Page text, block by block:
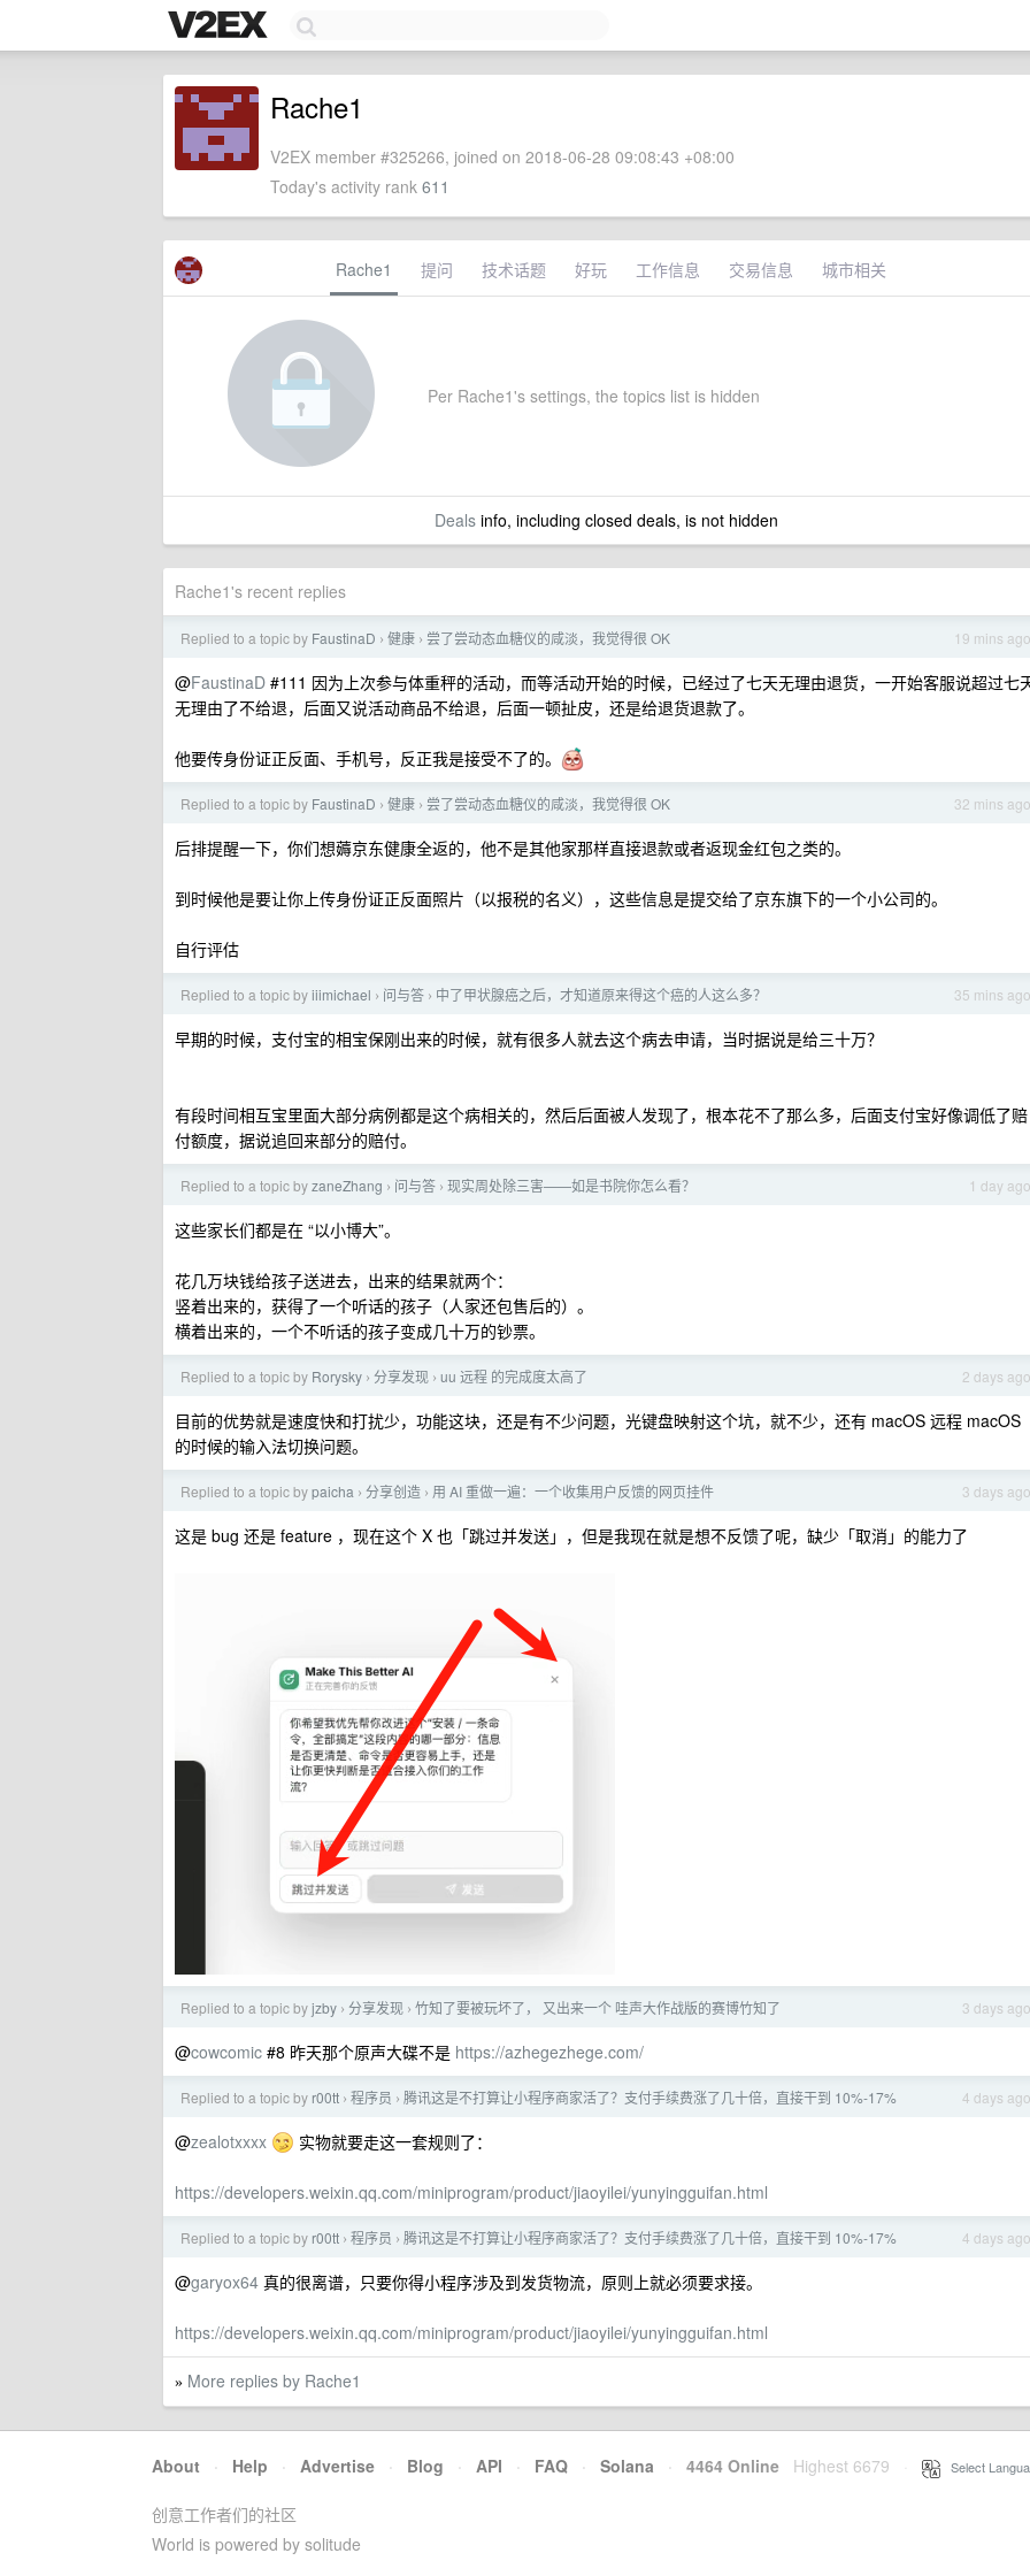
Rache1
V2EX member #325266, joined on 2018-06-28 09:08:43 +08:00
Today's activity rank 611
Rache1 提问 技术话题 好玩 工作信息 交易信息 城市相关
Per Rache1's settings, the topics list is hidden
Dealsinfo, including closed deals, is not hidden
Rache1's recent replies
19 mins ago
Replied to a topic by FaustinaD › 健康 › 尝了尝动态血糖仪的咸淡，我觉得很 OK
@FaustinaD #111 因为上次参与体重秤的活动，而等活动开始的时候，已经过了七天无理由退货，一开始客服说超过七
无理由了不给退，后面又说活动商品不给退，后面一顿扯皮，还是给退货退款了。
他要传身份证正反面、手机号，反正我是接受不了的。
32 mins ago
Replied to a topic by FaustinaD › 健康 › 尝了尝动态血糖仪的咸淡，我觉得很 OK
后排提醒一下，你们想薅京东健康全返的，他不是其他家那样直接退款或者返现金红包之类的。
到时候他是要让你上传身份证正反面照片（以报税的名义），这些信息是提交给了京东旗下的一个小公司的。
自行评估
35 mins ago
Replied to a topic byiiimichael › 问与答 › 中了甲状腺癌之后，才知道原来得这个癌的人这么多？
早期的时候，支付宝的相宝保刚出来的时候，就有很多人就去这个病去申请，当时据说是给三十万？
有段时间相互宝里面大部分病例都是这个病相关的，然后后面被人发现了，根本花不了那么多，后面支付宝好像调低了赔
付额度，据说追回来部分的赔付。
1 day ago
Replied to a topic byzaneZhang › 问与答 › 现实周处除三害——如是书院你怎么看？
这些家长们都是在 “以小博大”。
花几万块钱给孩子送进去，出来的结果就两个：
竖着出来的，获得了一个听话的孩子（人家还包售后的）。
横着出来的，一个不听话的孩子变成几十万的钞票。
2 days ago
Replied to a topic by Rorysky › 分享发现 › uu 远程 的完成度太高了
目前的优势就是速度快和打扰少，功能这块，还是有不少问题，光键盘映射这个坑，就不少，还有 macOS 远程 macOS
的时候的输入法切换问题。
3 days ago
Replied to a topic bypaicha › 分享创造 › 用 AI 重做一遍：一个收集用户反馈的网页挂件
这是 bug 还是 feature ，现在这个 X 也「跳过并发送」，但是我现在就是想不反馈了呢，缺少「取消」的能力了
3 days ago
Replied to a topic byjzby › 分享发现 › 竹知了要被玩坏了， 又出来一个 哇声大作战版的赛博竹知了
@cowcomic #8 昨天那个原声大碟不是 https://azhegezhege.com/
4 days ago
Replied to a topic by r00tt › 程序员 › 腾讯这是不打算让小程序商家活了？支付手续费涨了几十倍，直接干到 10%-17%
@zealotxxxx 实物就要走这一套规则了：
https://developers.weixin.qq.com/miniprogram/product/jiaoyilei/yunyingguifan.html
4 days ago
Replied to a topic by r00tt › 程序员 › 腾讯这是不打算让小程序商家活了？支付手续费涨了几十倍，直接干到 10%-17%
@garyox64 真的很离谱，只要你得小程序涉及到发货物流，原则上就必须要求接。
https://developers.weixin.qq.com/miniprogram/product/jiaoyilei/yunyingguifan.html
» More replies by Rache1
About · Help · Advertise · Blog · API · FAQ · Solana · 4464 Online Highest 6679 Select
创意工作者们的社区
World is powered by solitude